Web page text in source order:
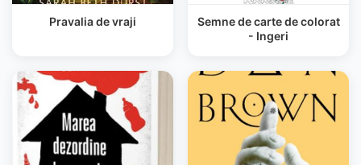
Pravalia de vraji
Semne de carte de colorat
- Ingeri